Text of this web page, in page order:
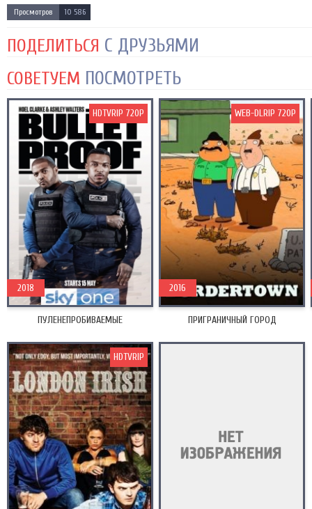
Просмотров 10 586
ПОДЕЛИТЬСЯ С ДРУЗЬЯМИ
СОВЕТУЕМ ПОСМОТРЕТЬ
ПУЛЕНЕПРОБИВАЕМЫЕ
2018
HDTVRIP 720P
ПРИГРАНИЧНЫЙ ГОРОД
2016
WEB-DLRIP 720P
HDTVRIP